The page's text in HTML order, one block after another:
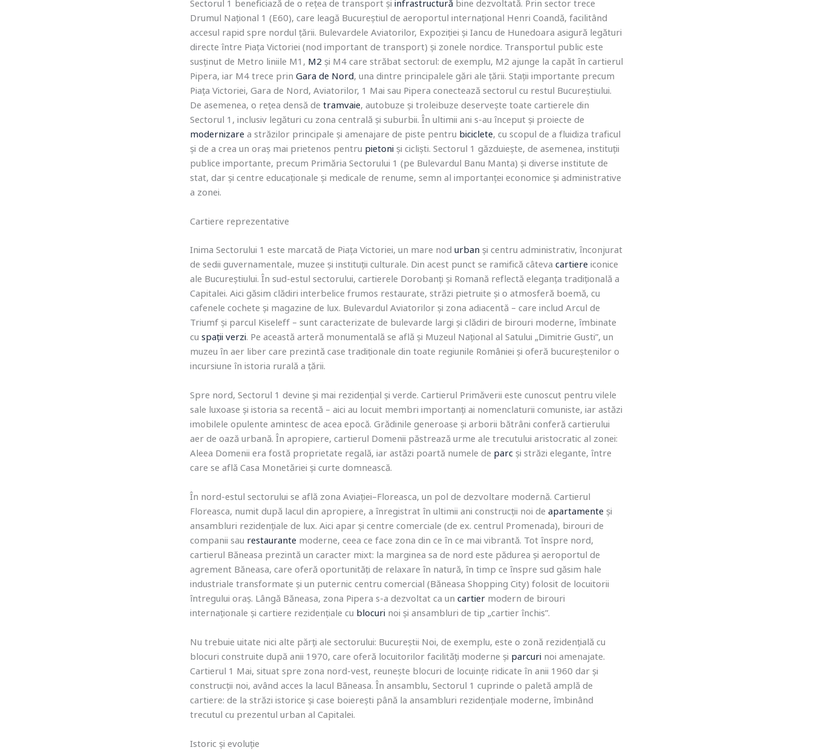
Sectorul 1 beneficiază de o rețea de transport și infrastructură bine dezvoltată. Prin sector trece
Drumul Național 1 (E60), care leagă Bucureștiul de aeroportul internațional Henri Coandă, facilitând
accesul rapid spre nordul țării. Bulevardele Aviatorilor, Expoziției și Iancu de Hunedoara asigură legături
directe între Piața Victoriei (nod important de transport) și zonele nordice. Transportul public este
susținut de Metro liniile M1, M2 și M4 care străbat sectorul: de exemplu, M2 ajunge la capăt în cartierul
Pipera, iar M4 trece prin Gara de Nord, una dintre principalele gări ale țării. Stații importante precum
Piața Victoriei, Gara de Nord, Aviatorilor, 1 Mai sau Pipera conectează sectorul cu restul Bucureștiului.
De asemenea, o rețea densă de tramvaie, autobuze și troleibuze deservește toate cartierele din
Sectorul 1, inclusiv legături cu zona centrală și suburbii. În ultimii ani s-au început și proiecte de
modernizare a străzilor principale și amenajare de piste pentru biciclete, cu scopul de a fluidiza traficul
și de a crea un oraș mai prietenos pentru pietoni și cicliști. Sectorul 1 găzduiește, de asemenea, instituții
publice importante, precum Primăria Sectorului 1 (pe Bulevardul Banu Manta) și diverse institute de
stat, dar și centre educaționale și medicale de renume, semn al importanței economice și administrative
a zonei.
Cartiere reprezentative
Inima Sectorului 1 este marcată de Piața Victoriei, un mare nod urban și centru administrativ, înconjurat
de sedii guvernamentale, muzee și instituții culturale. Din acest punct se ramifică câteva cartiere iconice
ale Bucureștiului. În sud-estul sectorului, cartierele Dorobanți și Romană reflectă eleganța tradițională a
Capitalei. Aici găsim clădiri interbelice frumos restaurate, străzi pietruite și o atmosferă boemă, cu
cafenele cochete și magazine de lux. Bulevardul Aviatorilor și zona adiacentă – care includ Arcul de
Triumf și parcul Kiseleff – sunt caracterizate de bulevarde largi și clădiri de birouri moderne, îmbinate
cu spații verzi. Pe această arteră monumentală se află și Muzeul Național al Satului „Dimitrie Gusti”, un
muzeu în aer liber care prezintă case tradiționale din toate regiunile României și oferă bucureștenilor o
incursiune în istoria rurală a țării.
Spre nord, Sectorul 1 devine și mai rezidențial și verde. Cartierul Primăverii este cunoscut pentru vilele
sale luxoase și istoria sa recentă – aici au locuit membri importanți ai nomenclaturii comuniste, iar astăzi
imobilele opulente amintesc de acea epocă. Grădinile generoase și arborii bătrâni conferă cartierului
aer de oază urbană. În apropiere, cartierul Domenii păstrează urme ale trecutului aristocratic al zonei:
Aleea Domenii era fostă proprietate regală, iar astăzi poartă numele de parc și străzi elegante, între
care se află Casa Monetăriei și curte domnească.
În nord-estul sectorului se află zona Aviației–Floreasca, un pol de dezvoltare modernă. Cartierul
Floreasca, numit după lacul din apropiere, a înregistrat în ultimii ani construcții noi de apartamente și
ansambluri rezidențiale de lux. Aici apar și centre comerciale (de ex. centrul Promenada), birouri de
companii sau restaurante moderne, ceea ce face zona din ce în ce mai vibrantă. Tot înspre nord,
cartierul Băneasa prezintă un caracter mixt: la marginea sa de nord este pădurea și aeroportul de
agrement Băneasa, care oferă oportunități de relaxare în natură, în timp ce înspre sud găsim hale
industriale transformate și un puternic centru comercial (Băneasa Shopping City) folosit de locuitorii
întregului oraș. Lângă Băneasa, zona Pipera s-a dezvoltat ca un cartier modern de birouri
internaționale și cartiere rezidențiale cu blocuri noi și ansambluri de tip „cartier închis”.
Nu trebuie uitate nici alte părți ale sectorului: Bucureștii Noi, de exemplu, este o zonă rezidențială cu
blocuri construite după anii 1970, care oferă locuitorilor facilități moderne și parcuri noi amenajate.
Cartierul 1 Mai, situat spre zona nord-vest, reunește blocuri de locuințe ridicate în anii 1960 dar și
construcții noi, având acces la lacul Băneasa. În ansamblu, Sectorul 1 cuprinde o paletă amplă de
cartiere: de la străzi istorice și case boierești până la ansambluri rezidențiale moderne, îmbinând
trecutul cu prezentul urban al Capitalei.
Istoric și evoluție